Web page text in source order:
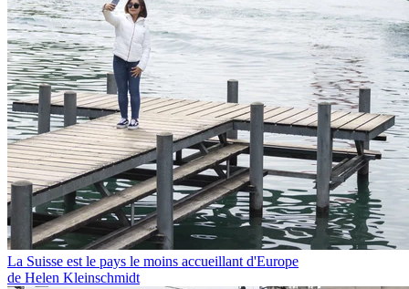
La Suisse est le pays le moins accueillant d'Europe
de Helen Kleinschmidt